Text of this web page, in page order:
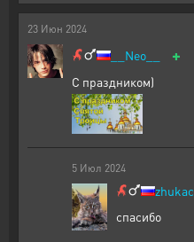
23 Июн 2024
__Neo__ +
С праздником)
5 Июл 2024
zhukac
спасибо